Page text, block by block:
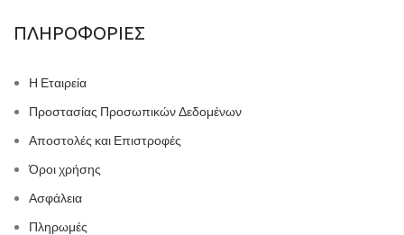
ΠΛΗΡΟΦΟΡΙΕΣ
Η Εταιρεία
Προστασίας Προσωπικών Δεδομένων
Αποστολές και Επιστροφές
Όροι χρήσης
Ασφάλεια
Πληρωμές